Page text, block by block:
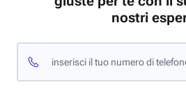
nostri
inserisci il tuo numero di